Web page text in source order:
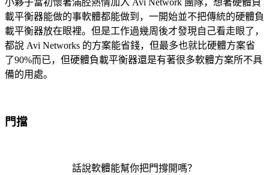
載平衡器能做的事軟體都能做到，一開始並不把傳統的硬體負
載平衡器放在眼裡。 但是工作過幾周後才發現自己看走眼了，
都說 Avi Networks 的方案能省錢，但最多也就比硬體方案省
了90%而已，但硬體負載平衡器還是有著很多軟體方案所不具
備的用處。
門擋
話說軟體能幫你把門撐開嗎？